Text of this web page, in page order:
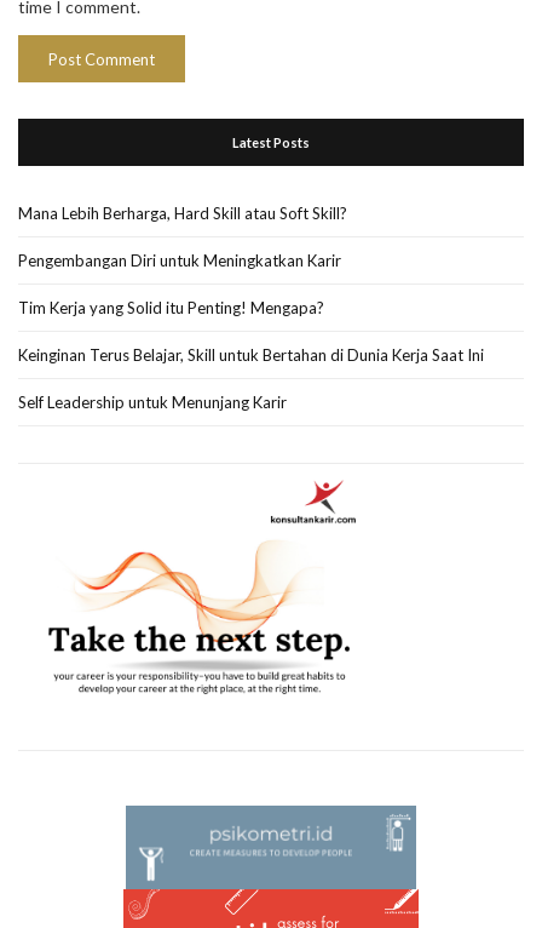
time I comment.
Latest Posts
Mana Lebih Berharga, Hard Skill atau Soft Skill?
Pengembangan Diri untuk Meningkatkan Karir
Tim Kerja yang Solid itu Penting! Mengapa?
Keinginan Terus Belajar, Skill untuk Bertahan di Dunia Kerja Saat Ini
Self Leadership untuk Menunjang Karir